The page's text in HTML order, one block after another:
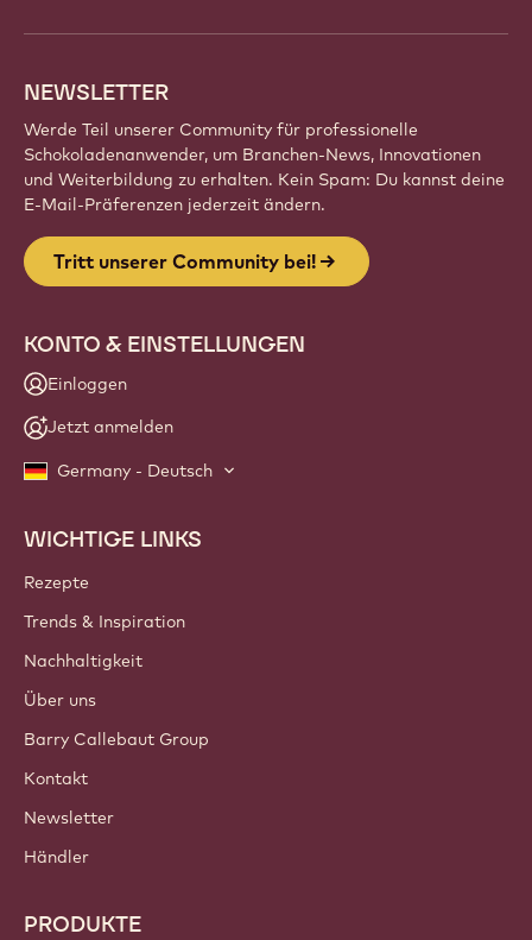
NEWSLETTER
Werde Teil unserer Community für professionelle
Schokoladenanwender, um Branchen-News, Innovationen
und Weiterbildung zu erhalten. Kein Spam: Du kannst deine
E-Mail-Präferenzen jederzeit ändern.
Tritt unserer Community bei!
KONTO & EINSTELLUNGEN
Einloggen
Jetzt anmelden
Germany - Deutsch
Footer
Callebaut
WICHTIGE LINKS
Rezepte
Trends & Inspiration
Nachhaltigkeit
Über uns
Barry Callebaut Group
Kontakt
Newsletter
Händler
PRODUKTE